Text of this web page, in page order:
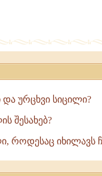
ურცხვი სიცილი?
შესახებ?
როდესაც იხილავს